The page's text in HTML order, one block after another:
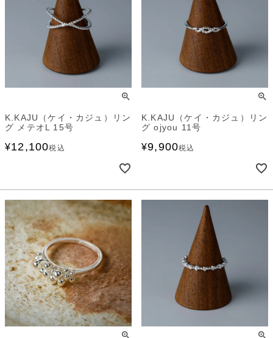
K.KAJU（ケイ・カジュ）リン
グ メテオL 15号
¥12,100税込
K.KAJU（ケイ・カジュ）リン
グ ojyou 11号
¥9,900税込